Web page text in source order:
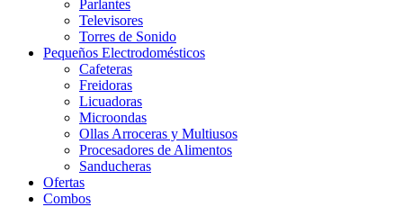
Parlantes
Televisores
Torres de Sonido
Pequeños Electrodomésticos
Cafeteras
Freidoras
Licuadoras
Microondas
Ollas Arroceras y Multiusos
Procesadores de Alimentos
Sanducheras
Ofertas
Combos